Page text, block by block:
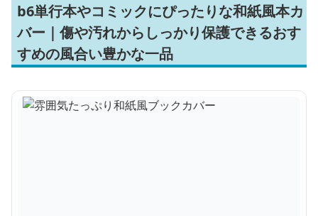
b6単行本やコミックにぴったりな和紙風本カ
バー｜傷や汚れからしっかり保護できるおす
すめの風合い豊かな一品